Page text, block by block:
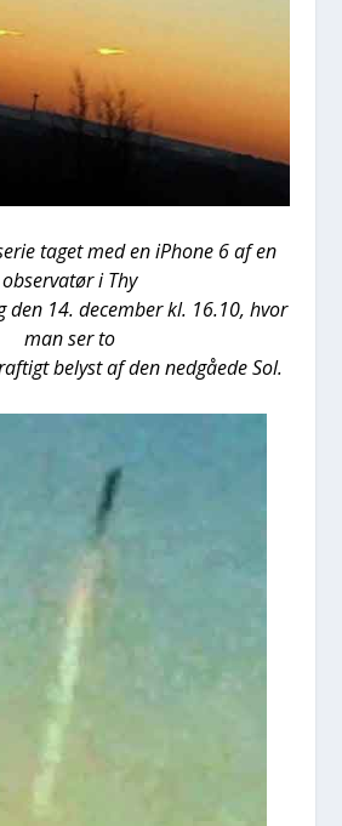
taget med en iPho­ne 6 af en
obser­va­tør i Thy
den 14. decem­ber kl. 16.10, hvor
man ser to
belyst af den ned­gå­e­de Sol.